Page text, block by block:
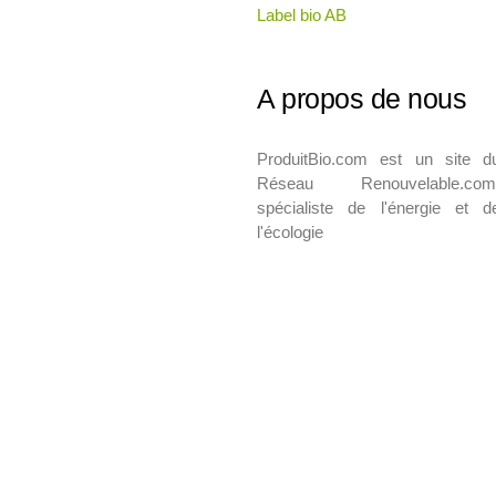
Label bio AB
A propos de nous
ProduitBio.com est un site
Réseau
spécialiste de l'énergie et
l'écologie